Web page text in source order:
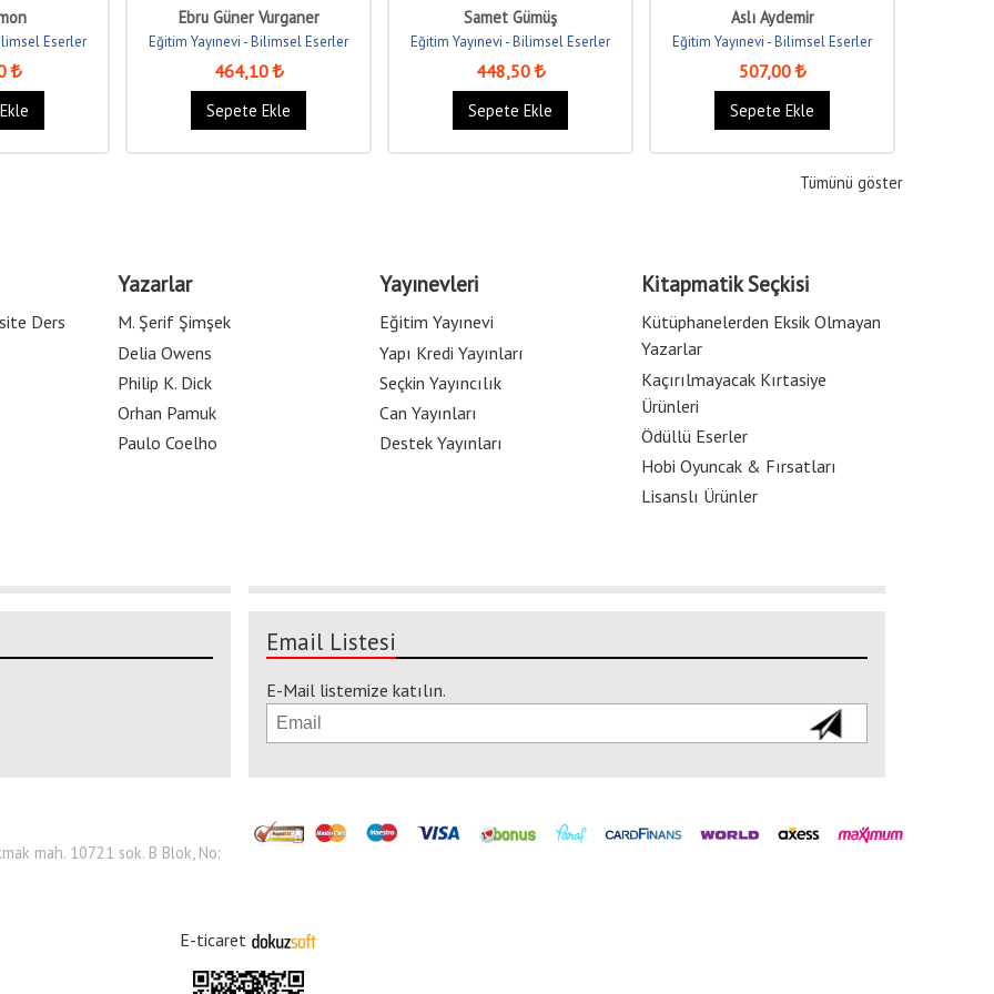
Eserler
City Through...
Ebru Güner Vurganer
Eğitim Yayınevi - Bilimsel Eserler
464,10
Sepete Ekle
Manipülasyon...
Samet Gümüş
Eğitim Yayınevi - Bilimsel Eserler
448,50
Sepete Ekle
İletişim
Aslı Aydemir
Eğitim Yayınevi - Bilimsel Eserler
507,00
Sepete Ekle
Tümünü göster
Ders
Yazarlar
M. Şerif Şimşek
Delia Owens
Philip K. Dick
Orhan Pamuk
Paulo Coelho
Yayınevleri
Eğitim Yayınevi
Yapı Kredi Yayınları
Seçkin Yayıncılık
Can Yayınları
Destek Yayınları
Kitapmatik Seçkisi
Kütüphanelerden Eksik Olmayan
Yazarlar
Kaçırılmayacak Kırtasiye
Ürünleri
Ödüllü Eserler
Hobi Oyuncak & Fırsatları
Lisanslı Ürünler
Email Listesi
E-Mail listemize katılın.
mah. 10721 sok. B Blok, No:
E-ticaret